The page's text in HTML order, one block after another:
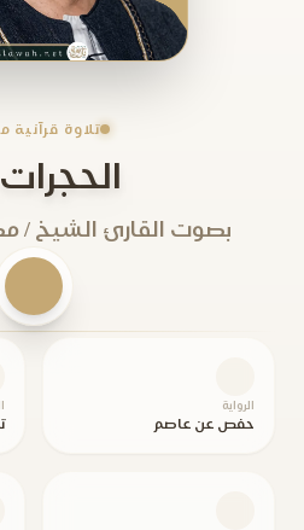
تلاوة قرآنية
بصوت القارئ الشيخ
الرواية
حفص عن عاصم